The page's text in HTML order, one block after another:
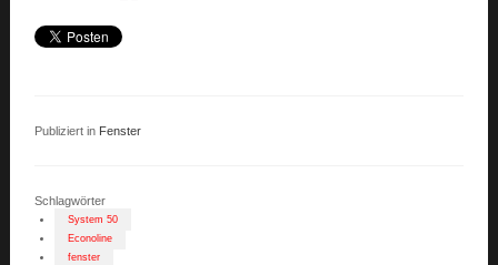
Publiziert in Fenster
Schlagwörter
System 50
Econoline
fenster